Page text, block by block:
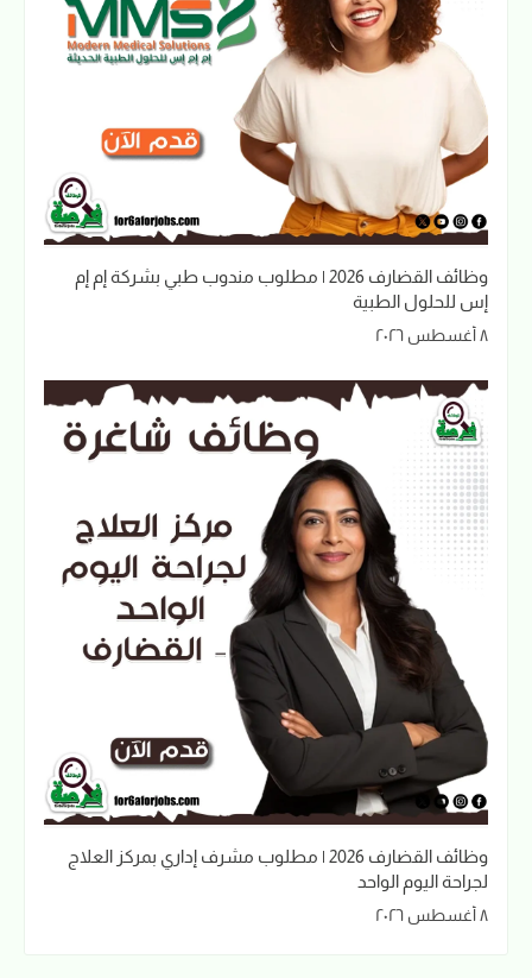
وظائف القضارف 2026 | مطلوب مندوب طبي بشركة إم إم
إس للحلول الطبية
٨ أغسطس ٢٠٢٦
وظائف القضارف 2026 | مطلوب مشرف إداري بمركز العلاج
لجراحة اليوم الواحد
٨ أغسطس ٢٠٢٦